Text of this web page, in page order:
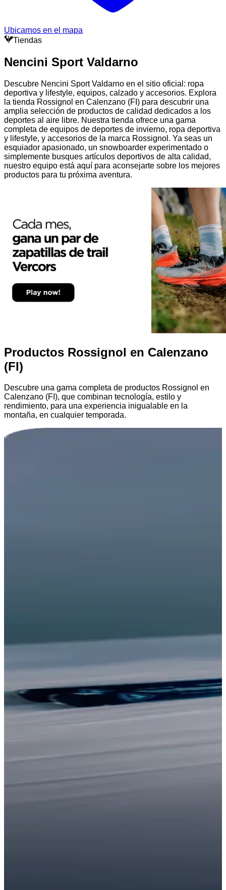
Ubicarnos en el mapa
Tiendas
Nencini Sport Valdarno
Descubre Nencini Sport Valdarno en el sitio oficial: ropa
deportiva y lifestyle, equipos, calzado y accesorios. Explora
la tienda Rossignol en Calenzano (FI) para descubrir una
amplia selección de productos de calidad dedicados a los
deportes al aire libre. Nuestra tienda ofrece una gama
completa de equipos de deportes de invierno, ropa deportiva
y lifestyle, y accesorios de la marca Rossignol. Ya seas un
esquiador apasionado, un snowboarder experimentado o
simplemente busques artículos deportivos de alta calidad,
nuestro equipo está aquí para aconsejarte sobre los mejores
productos para tu próxima aventura.
Productos Rossignol en Calenzano
(FI)
Descubre una gama completa de productos Rossignol en
Calenzano (FI), que combinan tecnología, estilo y
rendimiento, para una experiencia inigualable en la
montaña, en cualquier temporada.